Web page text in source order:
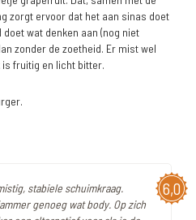
zorgt ervoor dat het aan sinas doet
wat denken aan (nog niet
zonder de zoetheid. Er mist wel
is fruitig en licht bitter.
6,0
stabiele schuimkraag.
genoeg wat body. Op zich